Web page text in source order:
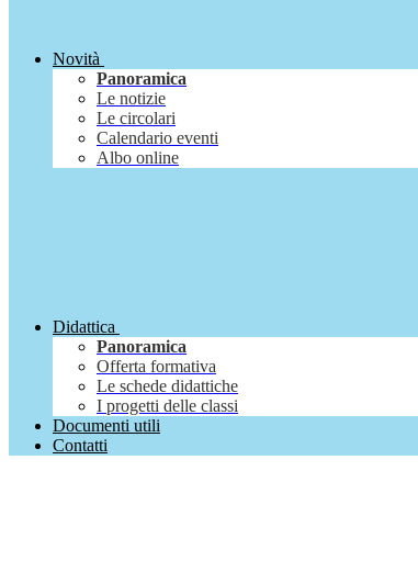
Novità
Panoramica
Le notizie
Le circolari
Calendario eventi
Albo online
Didattica
Panoramica
Offerta formativa
Le schede didattiche
I progetti delle classi
Documenti utili
Contatti